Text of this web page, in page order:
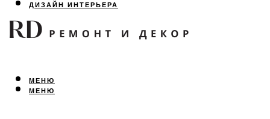
ДИЗАЙН ИНТЕРЬЕРА
ЛАНДШАФТНЫЙ ДИЗАЙН
ВСЕ ПРО РЕМОНТ
МЕНЮ
МЕНЮ